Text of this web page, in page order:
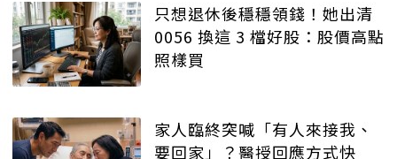
只想退休後穩穩領錢！她出清
0056 換這 3 檔好股：股價高點
照樣買
家人臨終突喊「有人來接我、
要回家」？醫授回應方式快